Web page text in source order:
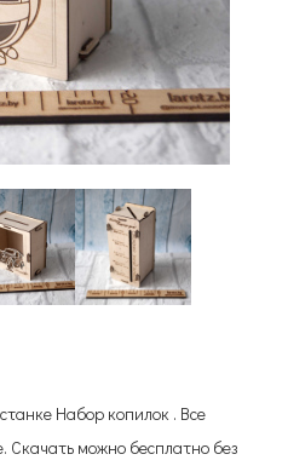
Набор копилок . Все
Скачать можно бесплатно без